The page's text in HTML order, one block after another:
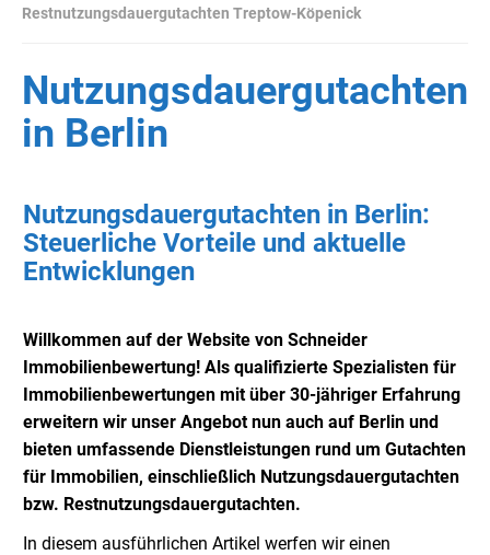
Restnutzungsdauergutachten Treptow-Köpenick
Nutzungsdauergutachten
in Berlin
Nutzungsdauergutachten in Berlin:
Steuerliche Vorteile und aktuelle
Entwicklungen
Willkommen auf der Website von Schneider
Immobilienbewertung! Als qualifizierte Spezialisten für
Immobilienbewertungen mit über 30-jähriger Erfahrung
erweitern wir unser Angebot nun auch auf Berlin und
bieten umfassende Dienstleistungen rund um Gutachten
für Immobilien, einschließlich Nutzungsdauergutachten
bzw. Restnutzungsdauergutachten.
In diesem ausführlichen Artikel werfen wir einen